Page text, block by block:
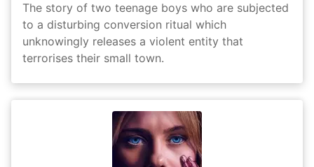
The story of two teenage boys who are subjected
to a disturbing conversion ritual which
unknowingly releases a violent entity that
terrorises their small town.